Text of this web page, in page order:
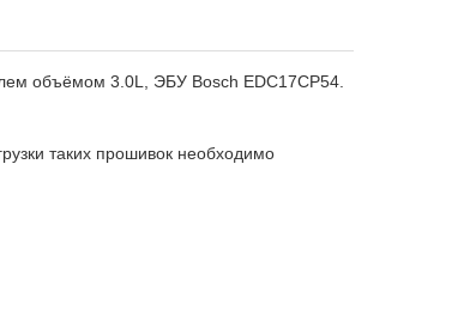
объёмом 3.0L, ЭБУ Bosch EDC17CP54.
таких прошивок необходимо